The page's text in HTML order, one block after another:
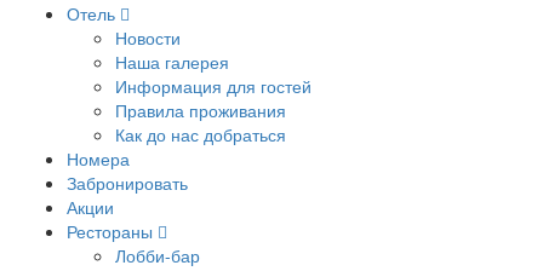
Отель
Новости
Наша галерея
Информация для гостей
Правила проживания
Как до нас добраться
Номера
Забронировать
Акции
Рестораны
Лобби-бар